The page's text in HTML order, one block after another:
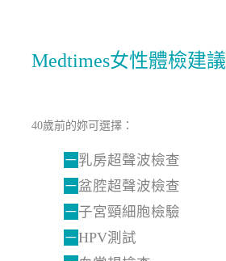
Medtimes女性體檢建議
40歲前的妳可選擇：
－ 乳房超聲波檢查
－ 盆腔超聲波檢查
－ 子宮頸細胞檢驗
－HPV測試